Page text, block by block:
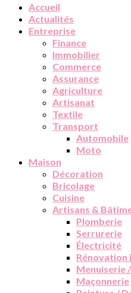
Accueil
Actualités
Entreprise
Finance
Immobilier
Commerce
Assurance
Agriculture
Artisanat
Textile
Transport
Automobile
Moto
Maison
Décoration
Bricolage
Cuisine
Artisans &
Plomberie
Serrurerie
Électricité
Rénovation
Menuiserie
Maçonnerie